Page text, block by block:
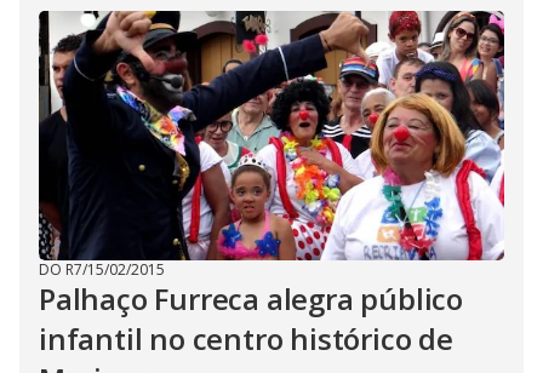
DO R7/15/02/2015
Palhaço Furreca alegra público
infantil no centro histórico de